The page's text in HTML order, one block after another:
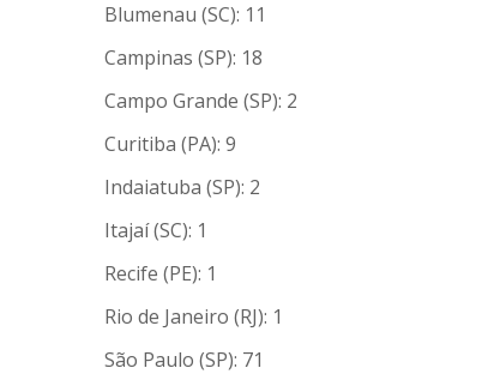
Blumenau (SC): 11
Campinas (SP): 18
Campo Grande (SP): 2
Curitiba (PA): 9
Indaiatuba (SP): 2
Itajaí (SC): 1
Recife (PE): 1
Rio de Janeiro (RJ): 1
São Paulo (SP): 71